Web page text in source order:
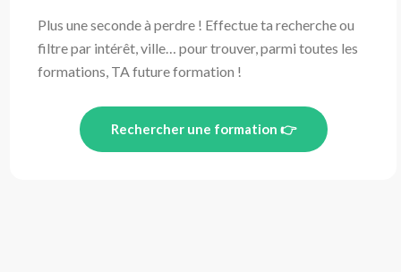
Plus une seconde à perdre ! Effectue ta recherche ou
filtre par intérêt, ville… pour trouver, parmi toutes les
formations, TA future formation !
Rechercher une formation 👉